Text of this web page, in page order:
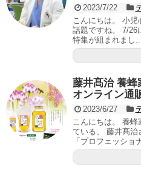
2023/7/22
こんにちは。 小
話題ですね。 7/26
特集が組まれまし
藤井髙治 養蜂
オンライン通
2023/6/27
こんにちは。 養蜂
ている、 藤井髙治
「プロフェッショ